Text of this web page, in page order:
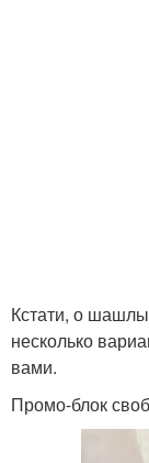
Кстати, о
несколько
вами.
Промо-блок